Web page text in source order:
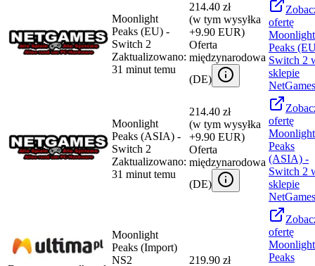
Moonlight
Peaks (EU) -
Switch 2
Zaktualizowano:
31 minut temu
214.40 zł
(w tym wysyłka
+9.90 EUR)
Oferta
międzynarodowa
(DE)
ofertę
Moonlight
Peaks
Switch 2
sklepie
NetGames
Moonlight
Peaks (ASIA) -
Switch 2
Zaktualizowano:
31 minut temu
214.40 zł
(w tym wysyłka
+9.90 EUR)
Oferta
międzynarodowa
(DE)
ofertę
Moonlight
Peaks
(ASIA) -
Switch 2
sklepie
NetGames
Moonlight
Peaks (Import)
NS2
219.90 zł
ofertę
Moonlight
Peaks